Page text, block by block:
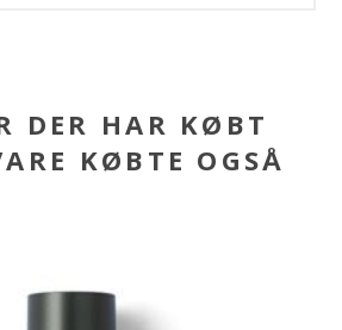
DER HAR KØBT
KØBTE OGSÅ